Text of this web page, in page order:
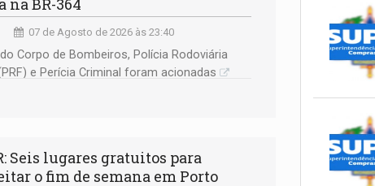
na BR-364
07 de Agosto de 2026 às 23:40
Corpo de Bombeiros, Polícia Rodoviária
e Perícia Criminal foram acionadas
Seis lugares gratuitos para
o fim de semana em Porto